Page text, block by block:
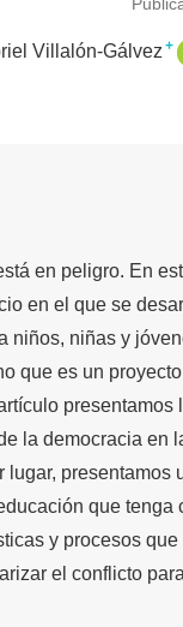
Villalón-Gálvez +
en peligro. En
en el que se
niños, niñas y
que es un
presentamos
la democracia en
presentamos
que tenga
y procesos
el conflicto